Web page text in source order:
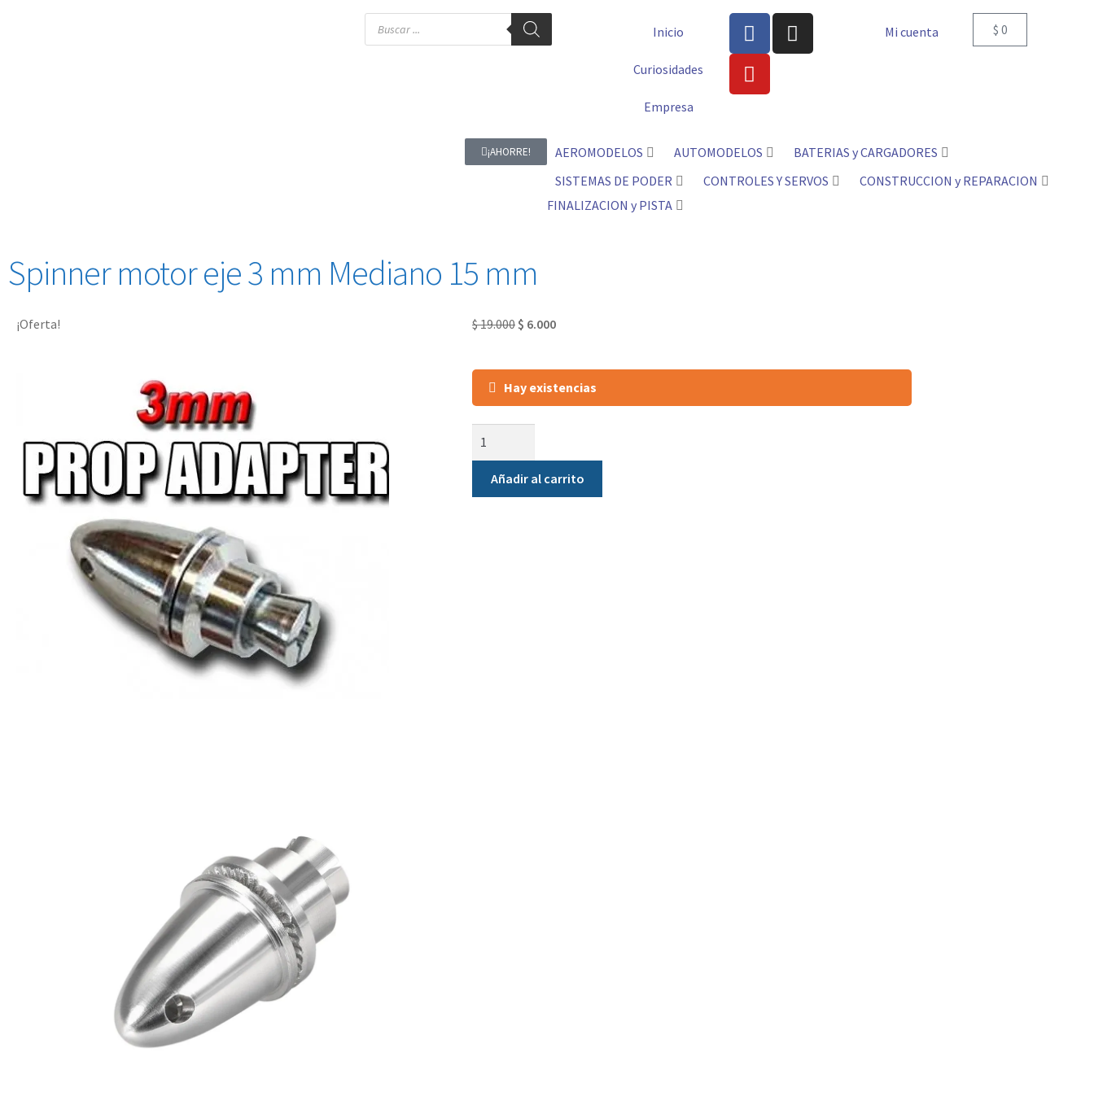
Inicio
Curiosidades
Empresa
Mi cuenta $ 0
¡AHORRE! AEROMODELOS AUTOMODELOS
BATERIAS y CARGADORES
SISTEMAS DE PODER
CONTROLES Y SERVOS
CONSTRUCCION y REPARACION
FINALIZACION y PISTA
Spinner motor eje 3 mm Mediano 15 mm
¡Oferta! $19.000 $ 6.000
Hay existencias
Añadir al carrito